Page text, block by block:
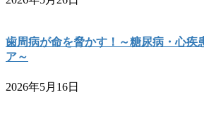
歯周病が命を脅かす！～糖尿病・心疾
ア～
2026年5月16日